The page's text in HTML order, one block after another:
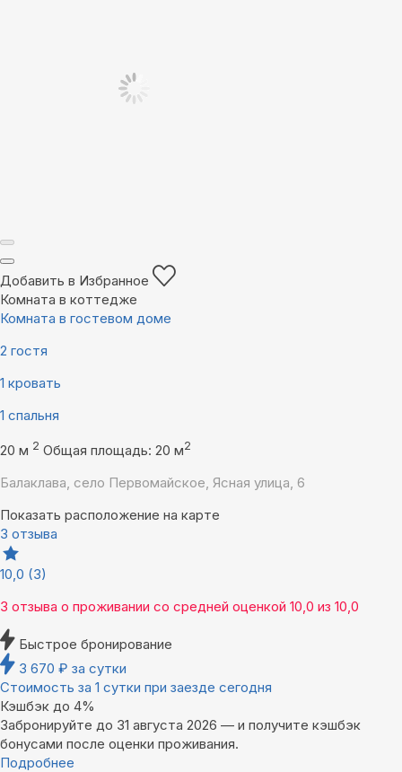
Добавить в Избранное
Комната в коттедже
Комната в гостевом доме
2 гостя
1 кровать
1 спальня
20 м 2 Общая площадь: 20 м2
Балаклава, село Первомайское, Ясная улица, 6
Показать расположение на карте
3 отзыва
10,0 (3)
3 отзыва о проживании со средней оценкой 10,0 из 10,0
Быстрое бронирование
3 670 ₽ за сутки
Стоимость за 1 сутки при заезде сегодня
Кэшбэк до 4%
Забронируйте до 31 августа 2026 — и получите кэшбэк
бонусами после оценки проживания.
Подробнее